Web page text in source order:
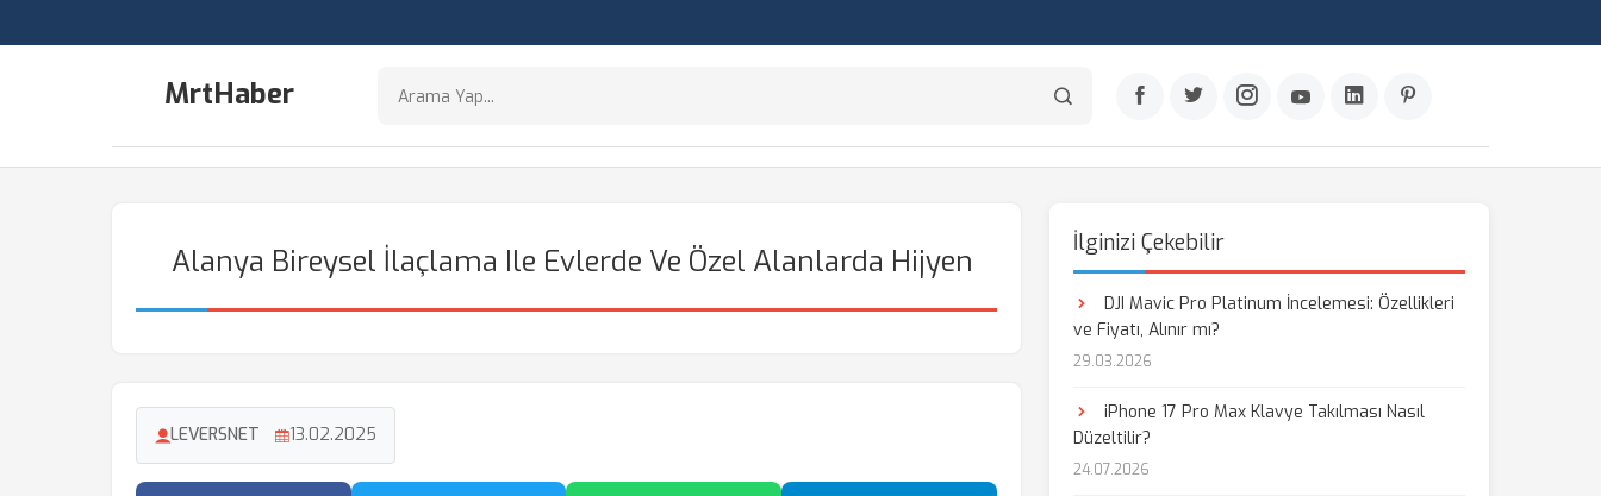
MrtHaber
Alanya Bireysel İlaçlama Ile Evlerde Ve Özel Alanlarda Hijyen
LEVERSNET 13.02.2025
İlginizi Çekebilir
DJI Mavic Pro Platinum İncelemesi: Özellikleri
ve Fiyatı, Alınır mı?
29.03.2026
iPhone 17 Pro Max Klavye Takılması Nasıl
Düzeltilir?
24.07.2026